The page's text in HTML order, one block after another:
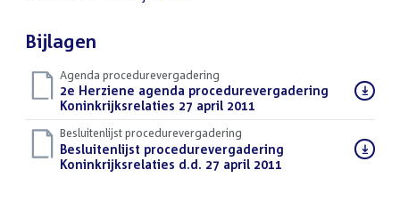
Bijlagen
Agenda procedurevergadering
Download
bestand:
2e Herziene agenda procedurevergadering
Koninkrijksrelaties 27 april 2011
Besluitenlijst procedurevergadering
Download
bestand:
Besluitenlijst procedurevergadering
Koninkrijksrelaties d.d. 27 april 2011